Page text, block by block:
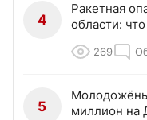
4
Ракетная
области:
269
5
Молодожёны
миллион на